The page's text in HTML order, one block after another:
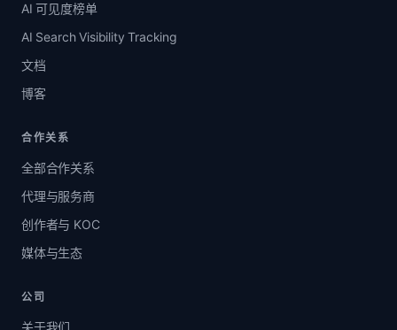
AI 可见度榜单
AI Search Visibility Tracking
文档
博客
合作关系
全部合作关系
代理与服务商
创作者与 KOC
媒体与生态
公司
关于我们